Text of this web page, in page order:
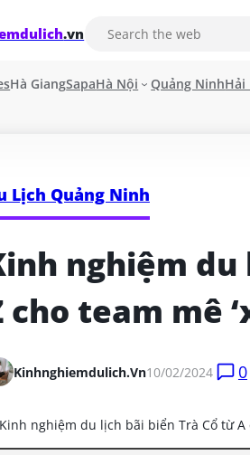
.vn
Hà GiangSapaHà Nội Quảng NinhHải
Lịch Quảng Ninh
nghiệm du
cho team mê
Kinhnghiemdulich.vn10/02/2024 0